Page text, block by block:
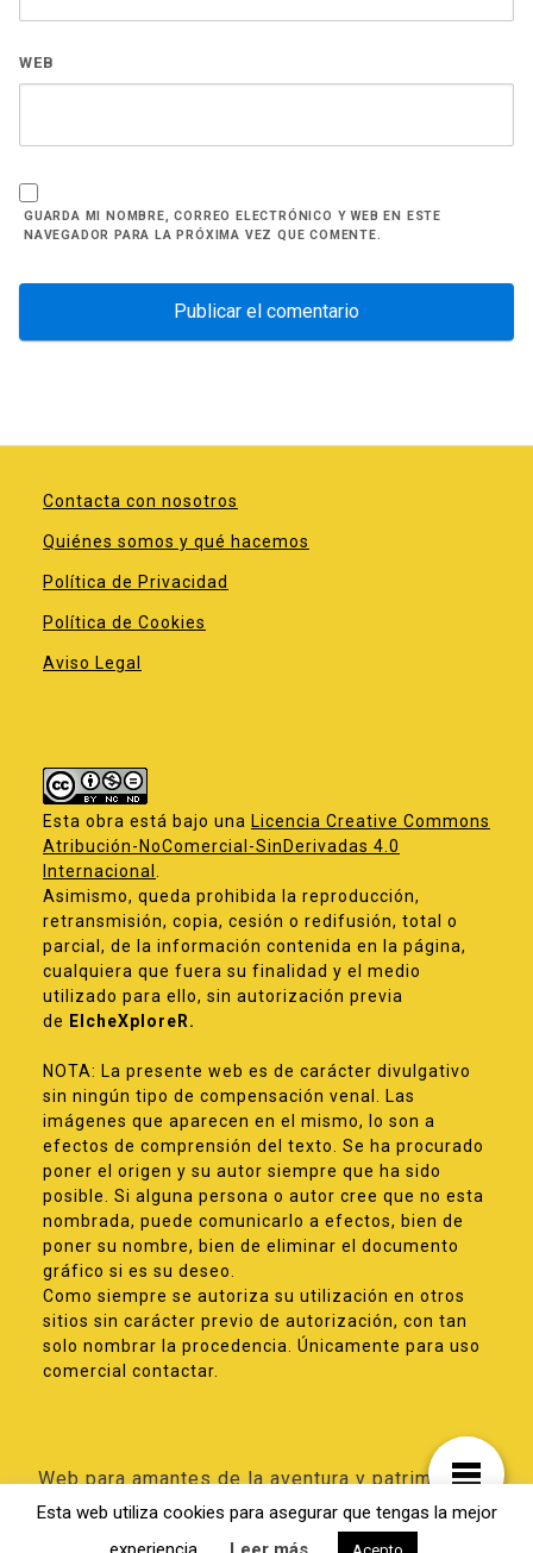
WEB
GUARDA MI NOMBRE, CORREO ELECTRÓNICO Y WEB EN ESTE
NAVEGADOR PARA LA PRÓXIMA VEZ QUE COMENTE.
Contacta con nosotros
Quiénes somos y qué hacemos
Política de Privacidad
Política de Cookies
Aviso Legal
Esta obra está bajo una Licencia Creative Commons
Atribución-NoComercial-SinDerivadas 4.0
Internacional
Asimismo, queda prohibida la reproducción,
retransmisión, copia, cesión o redifusión, total o
parcial, de la información contenida en la página,
cualquiera que fuera su finalidad y el medio
utilizado para ello, sin autorización previa
de ElcheXploreR.
NOTA: La presente web es de carácter divulgativo
sin ningún tipo de compensación venal. Las
imágenes que aparecen en el mismo, lo son a
efectos de comprensión del texto. Se ha procurado
poner el origen y su autor siempre que ha sido
posible. Si alguna persona o autor cree que no esta
nombrada, puede comunicarlo a efectos, bien de
poner su nombre, bien de eliminar el documento
gráfico si es su deseo.
Como siempre se autoriza su utilización en otros
sitios sin carácter previo de autorización, con tan
solo nombrar la procedencia. Únicamente para uso
comercial contactar.
Web para amantes de la aventura y patrimonio
de Elche
Esta web utiliza cookies para asegurar que tengas la mejor